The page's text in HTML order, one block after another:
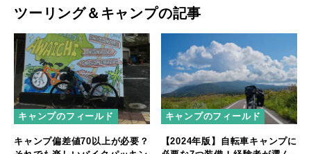
ツーリング＆キャンプの記事
キャンプのフィールド
キャンプ偏差値70以上が必要？
キャンプのフィールド
【2024年版】自転車キャンプに